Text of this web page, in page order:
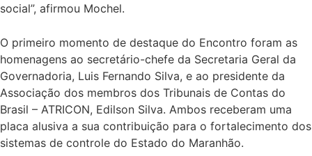
social”, afirmou Mochel.
O primeiro momento de destaque do Encontro foram as
homenagens ao secretário-chefe da Secretaria Geral da
Governadoria, Luis Fernando Silva, e ao presidente da
Associação dos membros dos Tribunais de Contas do
Brasil – ATRICON, Edilson Silva. Ambos receberam uma
placa alusiva a sua contribuição para o fortalecimento dos
sistemas de controle do Estado do Maranhão.